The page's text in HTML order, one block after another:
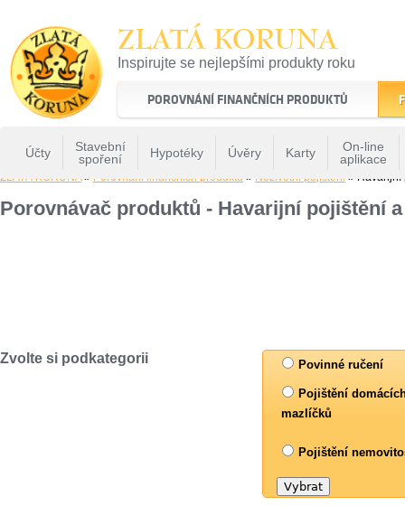
ZLATÁ KORUNA
Inspirujte se nejlepšími produkty roku
22 let tradice a kvality na finančním trhu
POROVNÁNÍ FINANČNÍCH PRODUKTŮ
Účty
Stavební
spoření
Hypotéky Úvěry Karty
On-line
aplikace
ZLATÁ KORUNA» Porovnání finančních produktů » Neživotní pojištění » Havarijní
Porovnávač produktů - Havarijní pojištění
Zvolte si podkategorii Povinné ručení
Pojištění
mazlíčků
Pojištění